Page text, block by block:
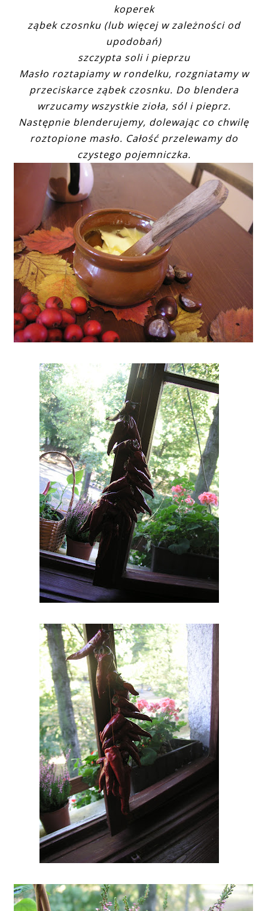
koperek
ząbek czosnku (lub więcej w zależności od
upodobań)
szczypta soli i pieprzu
Masło roztapiamy w rondelku, rozgniatamy w
przeciskarce ząbek czosnku. Do blendera
wrzucamy wszystkie zioła, sól i pieprz.
Następnie blenderujemy, dolewając co chwilę
roztopione masło. Całość przelewamy do
czystego pojemniczka.